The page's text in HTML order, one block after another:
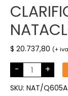
$ 20.737,80 (+
-
NATACLOR
cantidad
+
SKU: NAT/Q605A